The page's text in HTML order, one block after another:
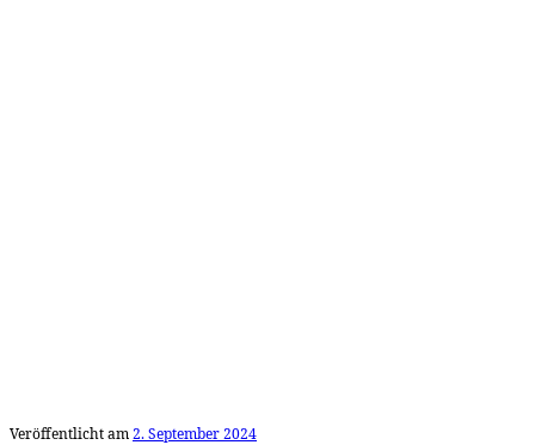
Veröffentlicht am2. September 2024